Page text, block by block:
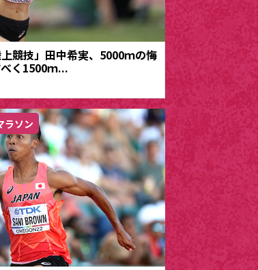
上競技」田中希実、5000ｍの悔
く1500ｍ...
ラソン